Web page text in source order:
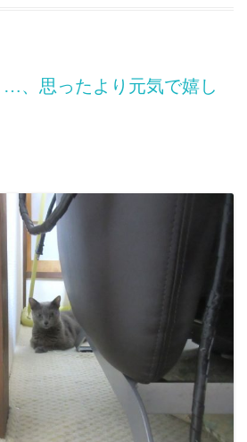
…、思ったより元気で嬉し